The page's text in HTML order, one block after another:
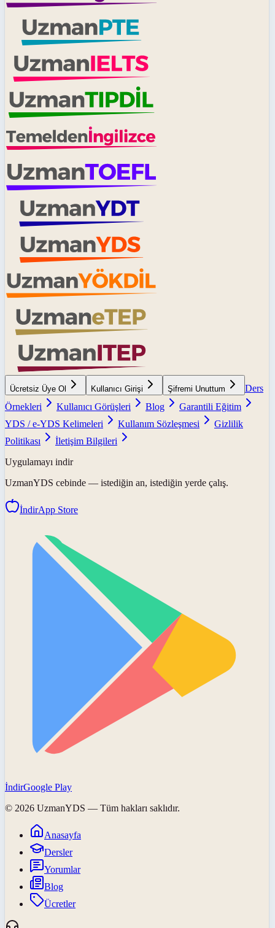
Ücretsiz Üye Ol Kullanıcı Girişi Şifremi Unuttum
Ders
Örnekleri
Kullanıcı Görüşleri Blog
Garantili Eğitim
YDS / e-YDS Kelimeleri
Kullanım Sözleşmesi
Gizlilik
Politikası
İletişim Bilgileri
Uygulamayı indir
UzmanYDS cebinde — istediğin an, istediğin yerde çalış.
İndirApp Store
İndirGoogle Play
© 2026 UzmanYDS — Tüm hakları saklıdır.
Anasayfa
Dersler
Yorumlar
Blog
Ücretler